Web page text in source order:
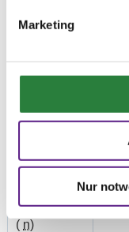
Marketing
Nur
150,00 €
2 3 4 5 LP
2.
LKL/Art
01.12.2023
( n)
3.